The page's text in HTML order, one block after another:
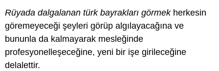
Rüyada dalgalanan türk bayrakları görmekherkesin
göremeyeceği şeyleri görüp algılayacağına ve
bununla da kalmayarak mesleğinde
profesyonelleşeceğine, yeni bir işe girileceğine
delalettir.